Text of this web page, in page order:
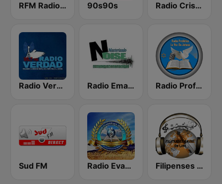
RFM Radio Futurs Medias 94.0 FM 90s90s Radio Cristiana El Fin Viene
Radio Verdad 95.7 FM Radio Emanuel el Salvador Radio Profetica La Voz De Jehova
Sud FM Radio Evangélica Josué Filipenses Radio El Salvador